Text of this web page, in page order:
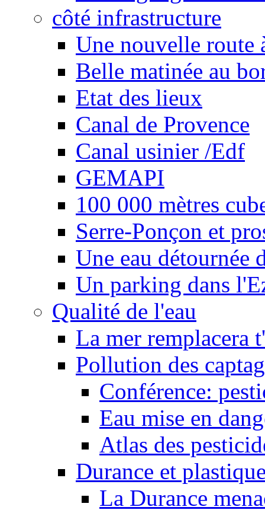
côté infrastructure
Une nouvelle route
Belle matinée au
Etat des lieux
Canal de Provence
Canal usinier /Edf
GEMAPI
100 000 mètres
Serre-Ponçon et
Une eau détournée
Un parking dans
Qualité de l'eau
La mer remplacera
Pollution des
Conférence:
Eau mise en
Atlas des
Durance et
La Durance